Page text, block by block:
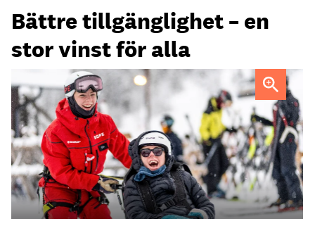
Bättre tillgänglighet – en
stor vinst för alla
FOTO: Johan Olsson